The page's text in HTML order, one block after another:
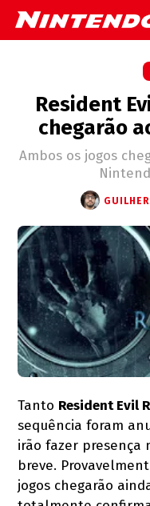
Resident
chegarão
Ambos os jogos
Tanto Resident Evil
sequência foram
irão fazer presença
breve.
jogos chegarão